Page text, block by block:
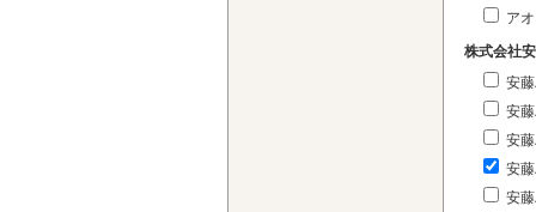
ア
株式会社
安
安
安
安
安